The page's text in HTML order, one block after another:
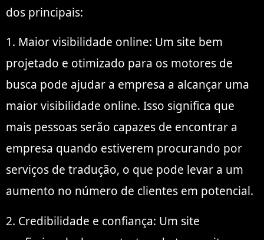
dos principais:
1. Maior visibilidade online: Um site bem
projetado e otimizado para os motores de
busca pode ajudar a empresa a alcançar uma
maior visibilidade online. Isso significa que
mais pessoas serão capazes de encontrar a
empresa quando estiverem procurando por
serviços de tradução, o que pode levar a um
aumento no número de clientes em potencial.
2. Credibilidade e confiança: Um site